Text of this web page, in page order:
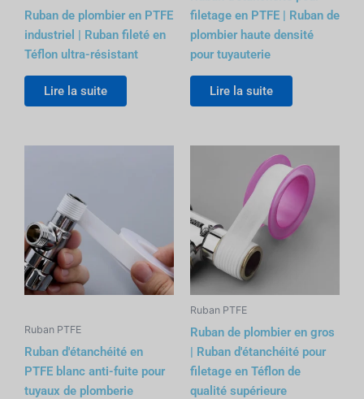
Ruban de plombier en PTFE
industriel | Ruban fileté en
Téflon ultra-résistant
Lire la suite
filetage en PTFE | Ruban de
plombier haute densité
pour tuyauterie
Lire la suite
Ruban PTFE
Ruban d'étanchéité en
PTFE blanc anti-fuite pour
tuyaux de plomberie
Ruban PTFE
Ruban de plombier en gros
| Ruban d'étanchéité pour
filetage en Téflon de
qualité supérieure